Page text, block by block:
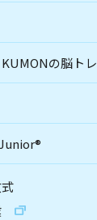
の脳トレ
®